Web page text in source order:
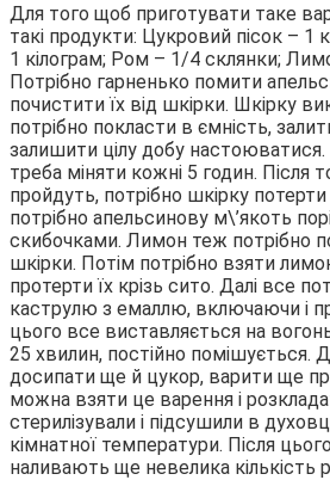
Для того щоб приготувати таке
такі продукти: Цукровий пісок – 1
1 кілограм; Ром – 1/4 склянки;
Потрібно гарненько помити
почистити їх від шкірки. Шкірку
потрібно покласти в ємність,
залишити цілу добу
треба міняти кожні 5 годин. Після
пройдуть, потрібно шкірку
потрібно апельсинову м\’якоть
скибочками. Лимон теж потрібно
шкірки. Потім потрібно взяти
протерти їх крізь сито. Далі все
каструлю з емаллю, включаючи і
цього все виставляється на
25 хвилин, постійно помішується.
досипати ще й цукор, варити ще
можна взяти це варення і
стерилізували і підсушили в
кімнатної температури. Після
наливають ще невелика кількість